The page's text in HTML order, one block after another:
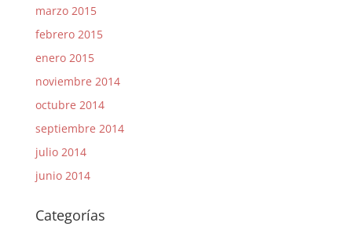
marzo 2015
febrero 2015
enero 2015
noviembre 2014
octubre 2014
septiembre 2014
julio 2014
junio 2014
Categorías